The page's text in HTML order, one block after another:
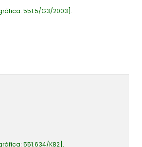
551.5/G3/2003 .
551.634/K82 .